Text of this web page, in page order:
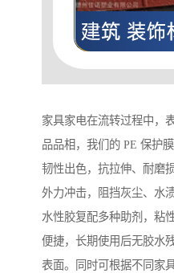
家具家电在流转过程中，
品品相，我们的 PE 保护
韧性出色，抗拉伸、耐磨
外力冲击，阻挡灰尘、水
水性胶复配多种助剂，粘
便捷，长期使用后无胶水
表面。同时可根据不同家